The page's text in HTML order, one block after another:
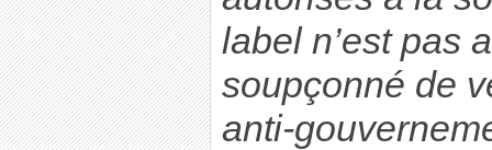
label n’est pas
soupçonné de
anti-